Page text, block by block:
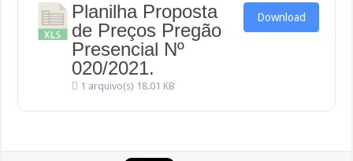
Planilha Proposta
de Preços Pregão
Presencial Nº
020/2021.
1 arquivo(s) 18.01 KB
Download